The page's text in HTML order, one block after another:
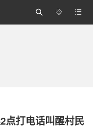



点打电话叫醒村民